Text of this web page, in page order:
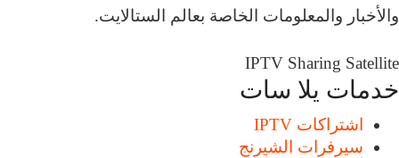
والأخبار والمعلومات الخاصة بعالم الستالايت.
IPTV Sharing Satellite
خدمات يلا سات
اشتراكات IPTV
سيرفرات الشيرنج